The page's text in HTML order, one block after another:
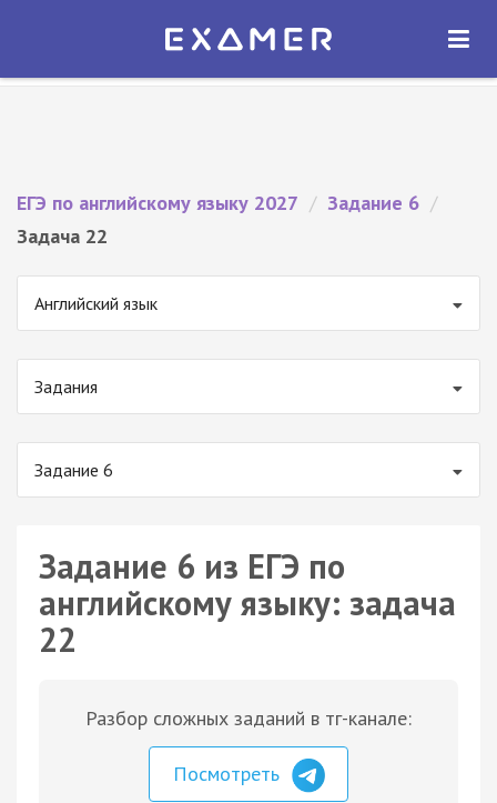
Экзамер — ЕГЭ 2027
ОТКРЫТЬ
ЕГЭ по английскому языку 2027 / Задание 6 /
Задача 22
Английский язык
Задания
Задание 6
Задание 6 из ЕГЭ по
английскому языку: задача
22
Разбор сложных заданий в тг-канале:
Посмотреть